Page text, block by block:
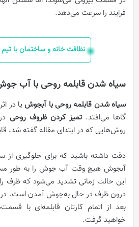
فرایند را سرعت می‌دهد.
نظافت خانه و ساختمان با تیم
سیاه شدن قابلمه روحی با آب‌
سیاه شدن قابلمه روحی با آبجوشیا در
گاها می‌افتد.تمیز کردن ظروف روحی
روش‌هایی که در ابتدای مقاله گفته شد،
دقت داشته باشید که برای جلوگیری از
آبجوش هیچ وقت آب جوش را به طور
این حالت زمانی تشدید می‌شود که ظرف
درون ظرف در حال به‌جوش آمدن است. در
بعد از اتمام کارتان قابلمه‌ای با
خواهید گرفت.